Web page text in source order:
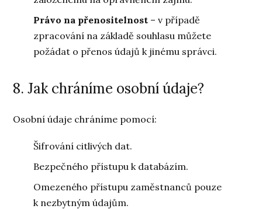
Právo na přenositelnost – v případě
zpracování na základě souhlasu můžete
požádat o přenos údajů k jinému správci.
8. Jak chráníme osobní údaje?
Osobní údaje chráníme pomocí:
Šifrování citlivých dat.
Bezpečného přístupu k databázím.
Omezeného přístupu zaměstnanců pouze
k nezbytným údajům.